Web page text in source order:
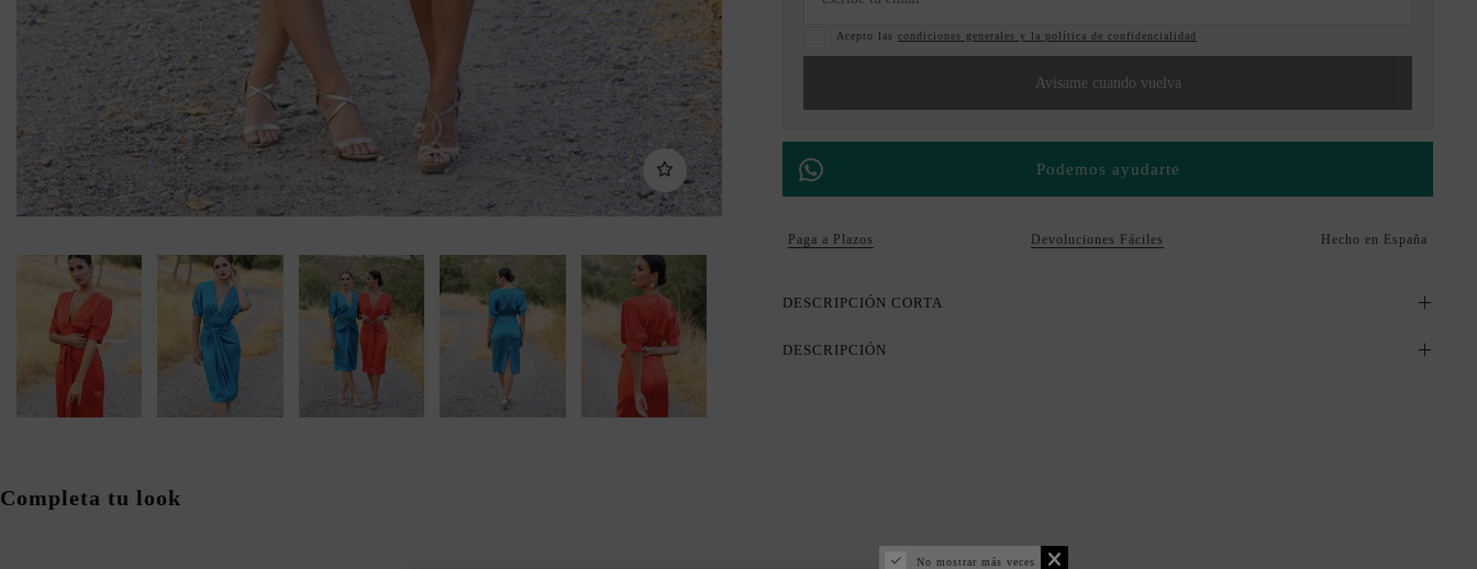
Acepto las condiciones generales y la política de confidencialidad
Avisame cuando vuelva
Podemos ayudarte
Paga a Plazos Devoluciones Fáciles Hecho en España
DESCRIPCIÓN CORTA
DESCRIPCIÓN
Completa tu look
No mostrar más veces